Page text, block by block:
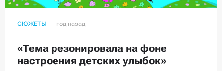
СЮЖЕТЫ
«Тема резонировала на фоне
настроения детских улыбок»